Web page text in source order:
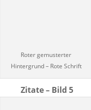
Roter gemusterter
Hintergrund – Rote Schrift
Zitate – Bild 5